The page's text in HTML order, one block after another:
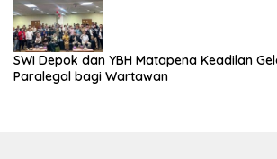
SWI Depok dan YBH Matapena Keadilan
Paralegal bagi Wartawan